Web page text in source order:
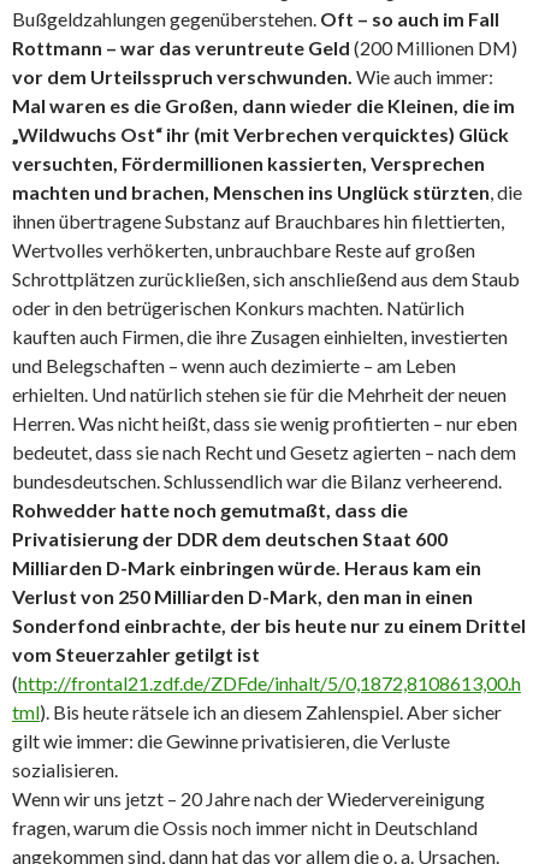
Bußgeldzahlungen gegenüberstehen. Oft – so auch im Fall
Rottmann – war das veruntreute Geld (200 Millionen DM)
vor dem Urteilsspruch verschwunden. Wie auch immer:
Mal waren es die Großen, dann wieder die Kleinen, die im
„Wildwuchs Ost“ ihr (mit Verbrechen verquicktes) Glück
versuchten, Fördermillionen kassierten, Versprechen
machten und brachen, Menschen ins Unglück stürzten, die
ihnen übertragene Substanz auf Brauchbares hin filettierten,
Wertvolles verhökerten, unbrauchbare Reste auf großen
Schrottplätzen zurückließen, sich anschließend aus dem Staub
oder in den betrügerischen Konkurs machten. Natürlich
kauften auch Firmen, die ihre Zusagen einhielten, investierten
und Belegschaften – wenn auch dezimierte – am Leben
erhielten. Und natürlich stehen sie für die Mehrheit der neuen
Herren. Was nicht heißt, dass sie wenig profitierten – nur eben
bedeutet, dass sie nach Recht und Gesetz agierten – nach dem
bundesdeutschen. Schlussendlich war die Bilanz verheerend.
Rohwedder hatte noch gemutmaßt, dass die
Privatisierung der DDR dem deutschen Staat 600
Milliarden D-Mark einbringen würde. Heraus kam ein
Verlust von 250 Milliarden D-Mark, den man in einen
Sonderfond einbrachte, der bis heute nur zu einem Drittel
vom Steuerzahler getilgt ist
(http://frontal21.zdf.de/ZDFde/inhalt/5/0,1872,8108613,00.h
tml). Bis heute rätsele ich an diesem Zahlenspiel. Aber sicher
gilt wie immer: die Gewinne privatisieren, die Verluste
sozialisieren.
Wenn wir uns jetzt – 20 Jahre nach der Wiedervereinigung
fragen, warum die Ossis noch immer nicht in Deutschland
angekommen sind, dann hat das vor allem die o. a. Ursachen.